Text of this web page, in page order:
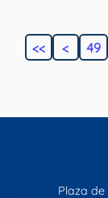
<< < 49
Plaza